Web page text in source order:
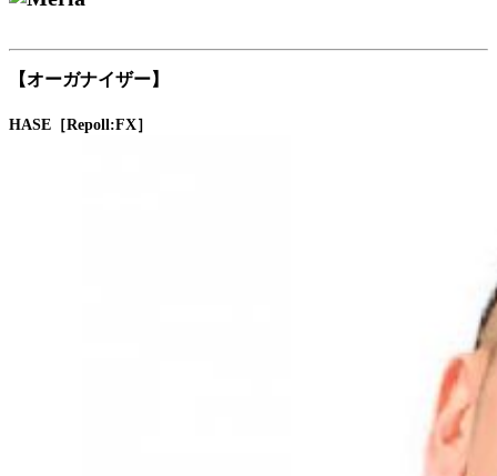
【オーガナイザー】
HASE［Repoll:FX］